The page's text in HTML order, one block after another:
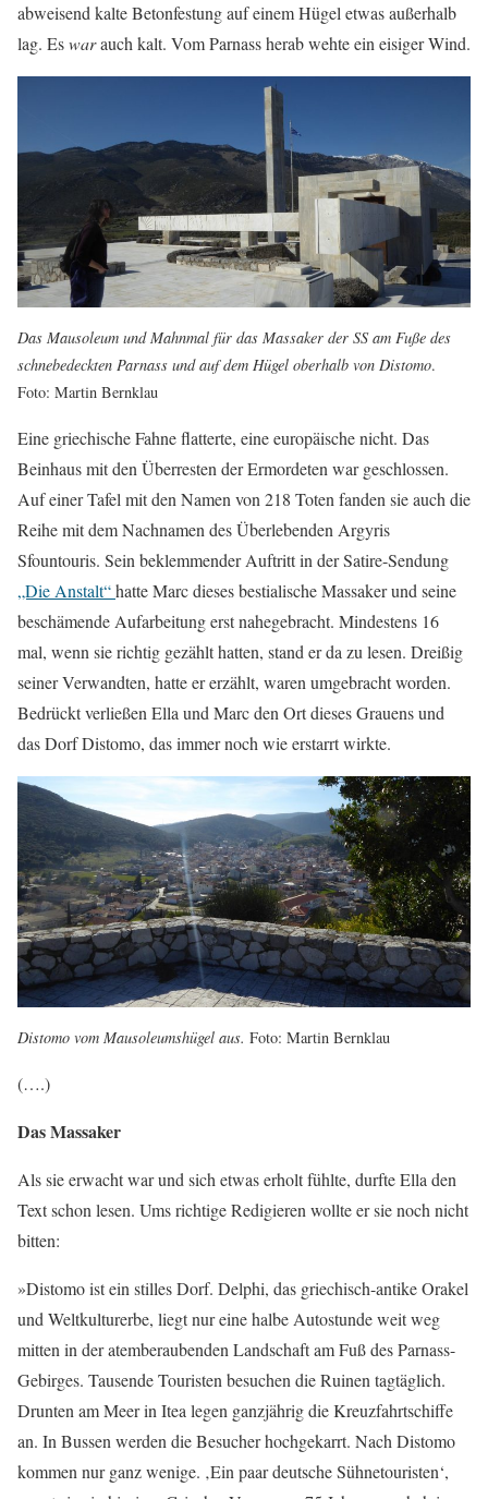
abweisend kalte Betonfestung auf einem Hügel etwas außerhalb
lag. Eswarauch kalt. Vom Parnass herab wehte ein eisiger Wind.
Das Mausoleum und Mahnmal für das Massaker der SS am Fuße des
schnebedeckten Parnass und auf dem Hügel oberhalb von Distomo.
Foto: Martin Bernklau
Eine griechische Fahne flatterte, eine europäische nicht. Das
Beinhaus mit den Überresten der Ermordeten war geschlossen.
Auf einer Tafel mit den Namen von 218 Toten fanden sie auch die
Reihe mit dem Nachnamen des Überlebenden Argyris
Sfountouris. Sein beklemmender Auftritt in der Satire-Sendung
„Die Anstalt“hatte Marc dieses bestialische Massaker und seine
beschämende Aufarbeitung erst nahegebracht. Mindestens 16
mal, wenn sie richtig gezählt hatten, stand er da zu lesen. Dreißig
seiner Verwandten, hatte er erzählt, waren umgebracht worden.
Bedrückt verließen Ella und Marc den Ort dieses Grauens und
das Dorf Distomo, das immer noch wie erstarrt wirkte.
Distomo vom Mausoleumshügel aus. Foto: Martin Bernklau
(….)
Das Massaker
Als sie erwacht war und sich etwas erholt fühlte, durfte Ella den
Text schon lesen. Ums richtige Redigieren wollte er sie noch nicht
bitten:
»Distomo ist ein stilles Dorf. Delphi, das griechisch-antike Orakel
und Weltkulturerbe, liegt nur eine halbe Autostunde weit weg
mitten in der atemberaubenden Landschaft am Fuß des Parnass-
Gebirges. Tausende Touristen besuchen die Ruinen tagtäglich.
Drunten am Meer in Itea legen ganzjährig die Kreuzfahrtschiffe
an. In Bussen werden die Besucher hochgekarrt. Nach Distomo
kommen nur ganz wenige. ‚Ein paar deutsche Sühnetouristen‘,